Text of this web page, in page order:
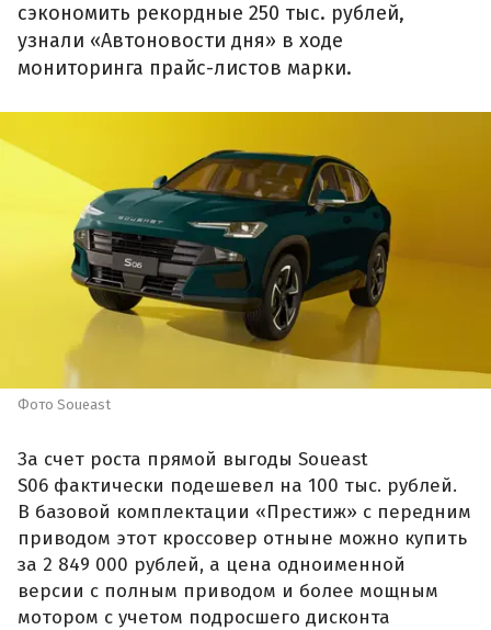
сэкономить рекордные 250 тыс. рублей,
узнали «Автоновости дня» в ходе
мониторинга прайс-листов марки.
Фото Soueast
За счет роста прямой выгоды Soueast
S06 фактически подешевел на 100 тыс. рублей.
В базовой комплектации «Престиж» с передним
приводом этот кроссовер отныне можно купить
за 2 849 000 рублей, а цена одноименной
версии с полным приводом и более мощным
мотором с учетом подросшего дисконта